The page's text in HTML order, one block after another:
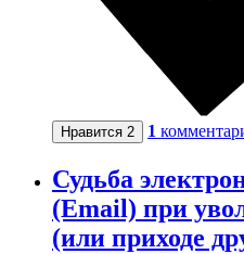
Нравится 2 1
Судьба
(Email) при
(или приходе